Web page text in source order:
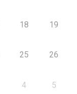
18 19
25 26
4 5